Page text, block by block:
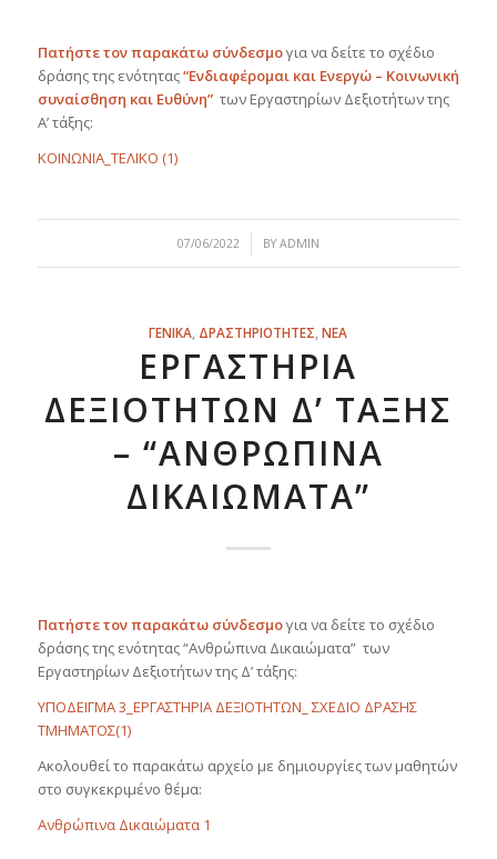
Πατήστε τον παρακάτω σύνδεσμογια να δείτε το σχέδιο
δράσης της ενότητας“Ενδιαφέρομαι και Ενεργώ – Κοινωνική
συναίσθηση και Ευθύνη” των Εργαστηρίων Δεξιοτήτων της
Α’ τάξης:
ΚΟΙΝΩΝΙΑ_ΤΕΛΙΚΟ (1)
07/06/2022
/ BY ADMIN
ΓΕΝΙΚΑ ΔΡΑΣΤΗΡΙΟΤΗΤΕΣ ,ΝΕΑ
ΕΡΓΑΣΤΉΡΙΑ
ΔΕΞΙΟΤΉΤΩΝ Δ’ ΤΆΞΗΣ
– “ΑΝΘΡΏΠΙΝΑ
ΔΙΚΑΙΏΜΑΤΑ”
Πατήστε τον παρακάτω σύνδεσμογια να δείτε το σχέδιο
δράσης της ενότητας “Ανθρώπινα Δικαιώματα” των
Εργαστηρίων Δεξιοτήτων της Δ’ τάξης:
ΥΠΟΔΕΙΓΜΑ 3_ΕΡΓΑΣΤΗΡΙΑ ΔΕΞΙΟΤΗΤΩΝ_ ΣΧΕΔΙΟ ΔΡΑΣΗΣ
ΤΜΗΜΑΤΟΣ(1)
Ακολουθεί το παρακάτω αρχείο με δημιουργίες των μαθητών
στο συγκεκριμένο θέμα:
Ανθρώπινα Δικαιώματα 1